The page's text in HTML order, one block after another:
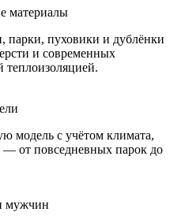
материалы
парки, пуховики и дублёнки
и современных
модель с учётом климата,
— от повседневных парок до
мужчин